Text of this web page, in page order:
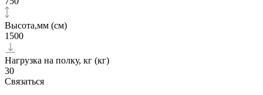
Высота,мм (см)
1500
Нагрузка на полку, кг (кг)
30
Связаться